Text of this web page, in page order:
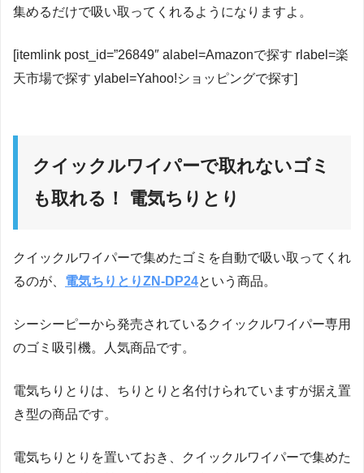
集めるだけで吸い取ってくれるようになりますよ。
[itemlink post_id=”26849″ alabel=Amazonで探す rlabel=楽
天市場で探す ylabel=Yahoo!ショッピングで探す]
クイックルワイパーで取れないゴミ
も取れる！ 電気ちりとり
クイックルワイパーで集めたゴミを自動で吸い取ってくれ
るのが、 電気ちりとりZN-DP24という商品。
シーシーピーから発売されているクイックルワイパー専用
のゴミ吸引機。人気商品です。
電気ちりとりは、ちりとりと名付けられていますが据え置
き型の商品です。
電気ちりとりを置いておき、クイックルワイパーで集めた